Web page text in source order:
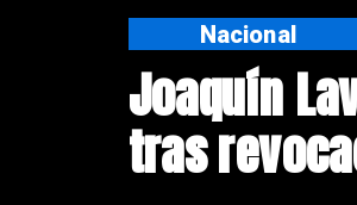
Chile y
de
Nacional